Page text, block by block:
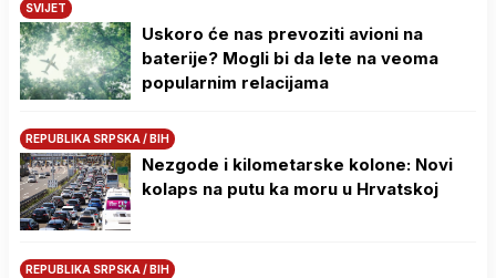
SVIJET
Uskoro će nas prevoziti avioni na
baterije? Mogli bi da lete na veoma
popularnim relacijama
REPUBLIKA SRPSKA / BIH
Nezgode i kilometarske kolone: Novi
kolaps na putu ka moru u Hrvatskoj
REPUBLIKA SRPSKA / BIH